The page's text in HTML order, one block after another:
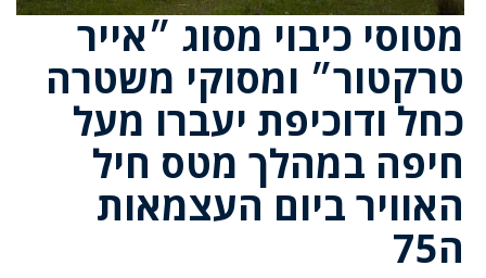
מטוסי כיבוי מסוג ״אייר
טרקטור״ ומסוקי משטרה
כחל ודוכיפת יעברו מעל
חיפה במהלך מטס חיל
האוויר ביום העצמאות
ה75